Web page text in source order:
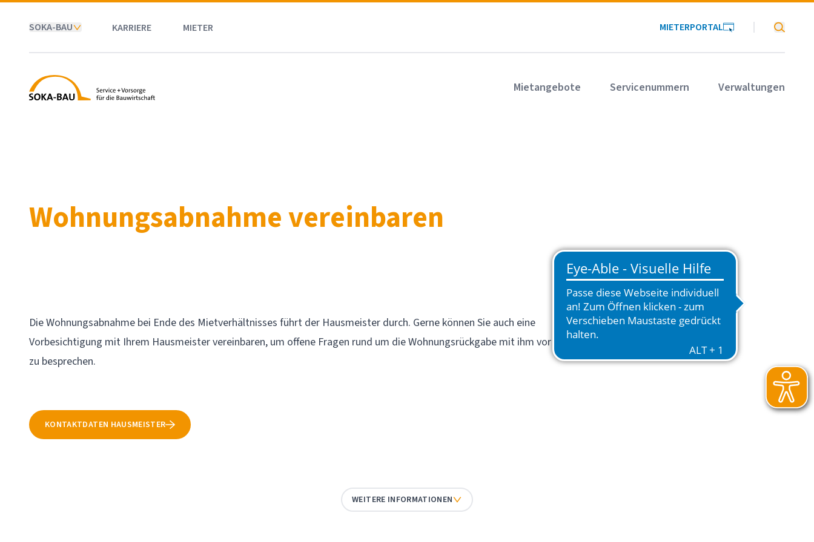
SOKA-BAU KARRIERE MIETER MIETERPORTAL SOKA-
SOKA-BAU Mietangebote Servicenummern Verwaltungen
Wohnungsabnahme vereinbaren
Die Wohnungsabnahme bei Ende des Mietverhältnisses führt der Hausmeister durch. Gerne können Sie auch eine
Vorbesichtigung mit Ihrem Hausmeister vereinbaren, um offene Fragen rund um die Wohnungsrückgabe mit ihm vor Ort
zu besprechen.
KONTAKTDATEN HAUSMEISTER
WEITERE INFORMATIONEN